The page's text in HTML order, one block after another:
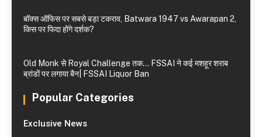
बॉक्स ऑफिस पर सबसे बड़ा टकराव, Batwara 1947 vs Awarapan 2,
किस पर फिदा होंगे दर्शक?
Old Monk से Royal Challenge तक… FSSAI ने कई मशहूर शराब
ब्रांडों पर लगाया बैन| FSSAI Liquor Ban
Popular Categories
Exclusive News